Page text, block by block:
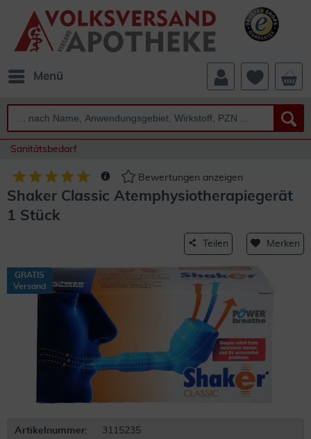
Menü
Sanitätsbedarf
Bewertungen anzeigen
Shaker Classic Atemphysiotherapiegerät
1 Stück
Teilen Merken
GRATIS
Versand
Artikelnummer:
3115235